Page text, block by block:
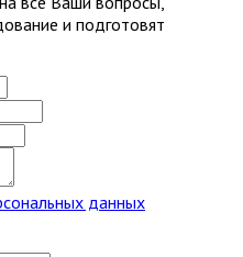
и подготовят
данных